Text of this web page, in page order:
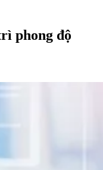
phong độ